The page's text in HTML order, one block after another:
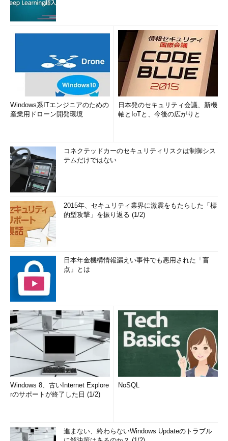
Windows系ITエンジニアのための
産業用ドローン開発環境
日本発のセキュリティ会議、新機
軸とIoTと、今後の広がりと
コネクテッドカーのセキュリティリスクは制御シス
テムだけではない
2015年、セキュリティ業界に激震をもたらした「標
的型攻撃」を振り返る (1/2)
日本年金機構情報漏えい事件でも悪用された「盲
点」とは
Windows 8、古いInternet Explore
rのサポートが終了した日 (1/2)
NoSQL
進まない、終わらないWindows Updateのトラブル